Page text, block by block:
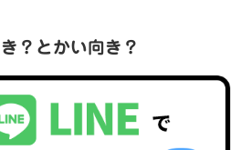
？とかい向き？